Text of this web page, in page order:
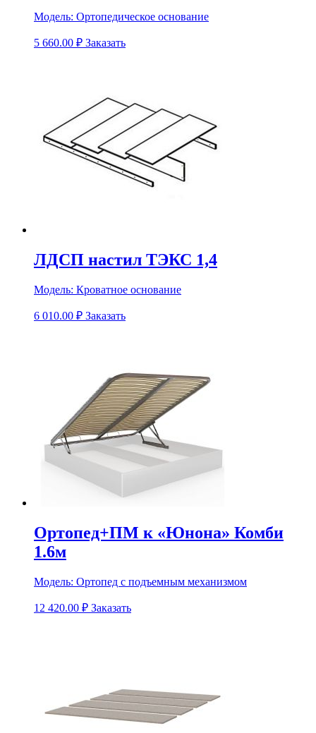
Модель: Ортопедическое основание
5 660.00 ₽ Заказать
ЛДСП настил ТЭКС 1,4
Модель: Кроватное основание
6 010.00 ₽ Заказать
Ортопед+ПМ к «Юнона» Комби
1.6м
Модель: Ортопед с подъемным механизмом
12 420.00 ₽ Заказать